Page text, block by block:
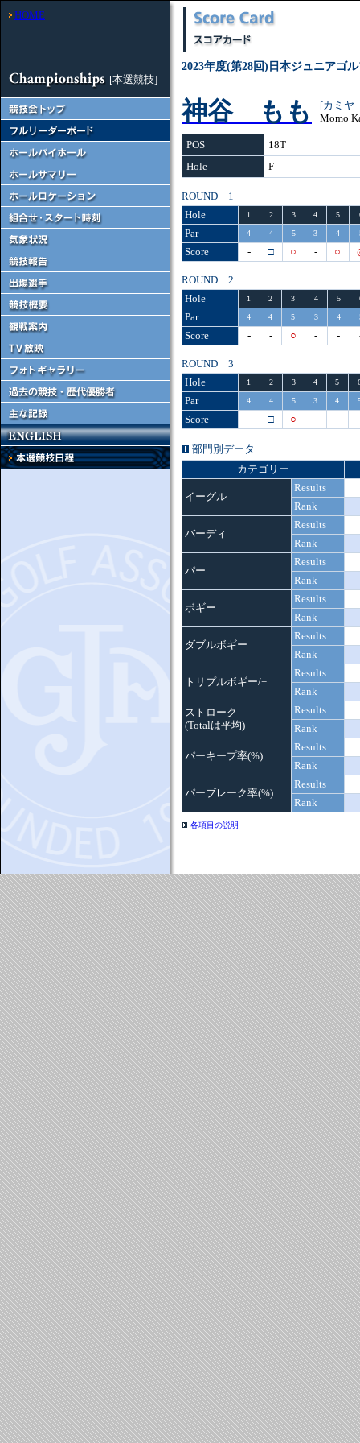
HOME
[本選競技]
2023年度(第28回)日本ジュニアゴ
神谷 もも
[カミ
Momo
POS
18T
Hole
F
ROUND｜1｜
Hole
1 2 3 4 5
Par 4 4 5 3 4
Score - □ ○ - ○
ROUND｜2｜
Hole
1 2 3 4 5
Par 4 4 5 3 4
Score - - ○ - -
ROUND｜3｜
Hole
1 2 3 4 5
Par 4 4 5 3 4
Score - □ ○ - -
部門別データ
カテゴリー
イーグル
Results
Rank
バーディ
Results
Rank
パー
Results
Rank
ボギー
Results
Rank
ダブルボギー
Results
Rank
トリプルボギー/+
Results
Rank
ストローク
(Totalは平均)
Results
Rank
パーキープ率(%)
Results
Rank
パーブレーク率(%)
Results
Rank
各項目の説明